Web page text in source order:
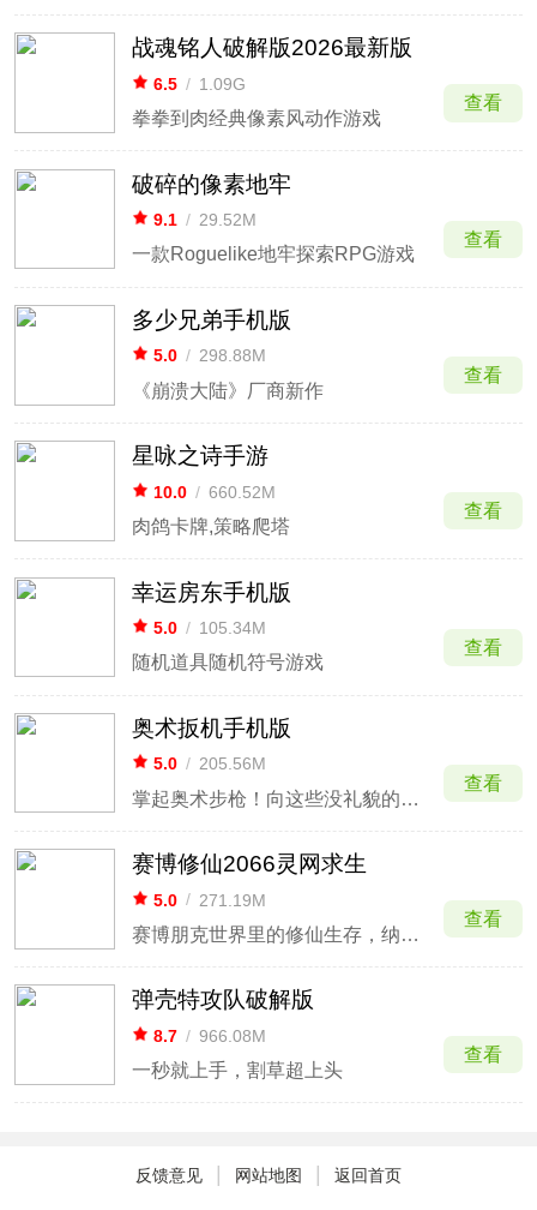
战魂铭人破解版2026最新版
6.5 / 1.09G
拳拳到肉经典像素风动作游戏
查看
破碎的像素地牢
9.1 / 29.52M
一款Roguelike地牢探索RPG游戏
查看
多少兄弟手机版
5.0 / 298.88M
《崩溃大陆》厂商新作
查看
星咏之诗手游
10.0 / 660.52M
肉鸽卡牌,策略爬塔
查看
幸运房东手机版
5.0 / 105.34M
随机道具随机符号游戏
查看
奥术扳机手机版
5.0 / 205.56M
掌起奥术步枪！向这些没礼貌的家伙倾斜怒火吧
查看
赛博修仙2066灵网求生
5.0 / 271.19M
赛博朋克世界里的修仙生存，纳米飞剑，对抗AI天庭
查看
弹壳特攻队破解版
8.7 / 966.08M
一秒就上手，割草超上头
查看
反馈意见 网站地图 返回首页